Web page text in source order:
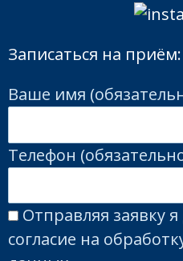
Записаться на приём:
Ваше имя
Телефон
Отправляя заявку
согласие на